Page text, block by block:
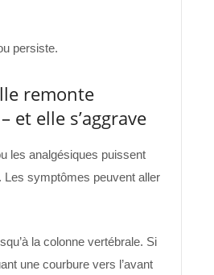
persiste.
remonte
elle s’aggrave
les analgésiques puissent
Les symptômes peuvent aller
la colonne vertébrale. Si
une courbure vers l’avant